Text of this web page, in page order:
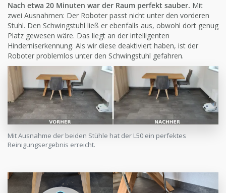
Nach etwa 20 Minuten war der Raum perfekt sauber. Mit
zwei Ausnahmen: Der Roboter passt nicht unter den vorderen
Stuhl. Den Schwingstuhl ließ er ebenfalls aus, obwohl dort genug
Platz gewesen wäre. Das liegt an der intelligenten
Hinderniserkennung. Als wir diese deaktiviert haben, ist der
Roboter problemlos unter den Schwingstuhl gefahren.
Mit Ausnahme der beiden Stühle hat der L50 ein perfektes
Reinigungsergebnis erreicht.